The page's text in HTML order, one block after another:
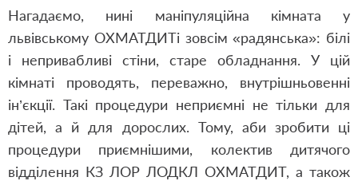
Нагадаємо, нині маніпуляційна кімната у
львівському ОХМАТДИТі зовсім «радянська»: білі
і непривабливі стіни, старе обладнання. У цій
кімнаті проводять, переважно, внутрішньовенні
ін’єкції. Такі процедури неприємні не тільки для
дітей, а й для дорослих. Тому, аби зробити ці
процедури приємнішими, колектив дитячого
відділення КЗ ЛОР ЛОДКЛ ОХМАТДИТ, а також